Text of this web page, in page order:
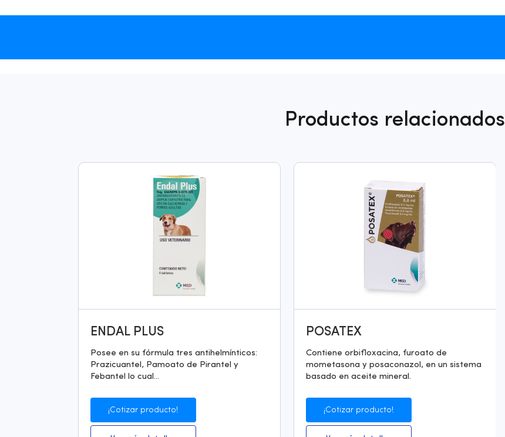
Productos relacionados
ENDAL PLUS
Posee en su fórmula tres antihelmínticos:
Prazicuantel, Pamoato de Pirantel y
Febantel lo cual...
¡Cotizar producto!
POSATEX
Contiene orbifloxacina, furoato de
mometasona y posaconazol, en un sistema
basado en aceite mineral.
¡Cotizar producto!